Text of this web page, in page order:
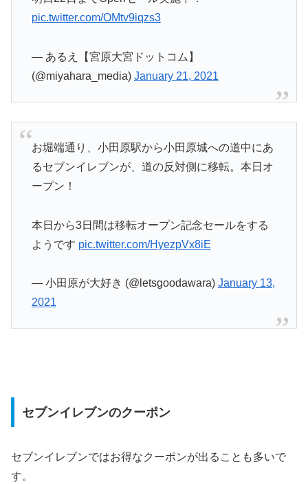
pic.twitter.com/OMtv9iqzs3
— あるえ【宮原大宮ドットコム】
(@miyahara_media) January 21, 2021
お堀端通り、小田原駅から小田原城への道中にあ
るセブンイレブンが、道の反対側に移転。本日オ
ープン！
本日から3日間は移転オープン記念セールをする
ようです pic.twitter.com/HyezpVx8iE
— 小田原が大好き (@letsgoodawara) January 13,
2021
セブンイレブンのクーポン
セブンイレブンではお得なクーポンが出ることも多いで
す。